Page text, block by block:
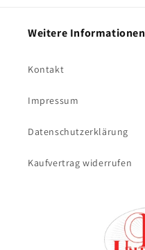
Weitere Informationen
Kontakt
Impressum
Datenschutzerklärung
Kaufvertrag widerrufen